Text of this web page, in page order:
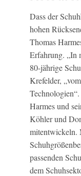
Dass der
hohen
Thomas
Erfahrung. „In
80-jährige
Krefelder,
Harmes und
Köhler und
mitentwickeln.
passenden
dem